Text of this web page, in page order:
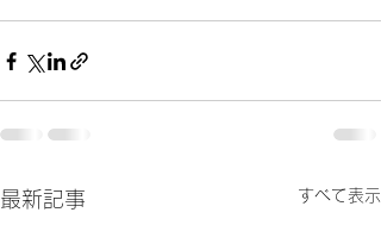
最新記事 すべて表示